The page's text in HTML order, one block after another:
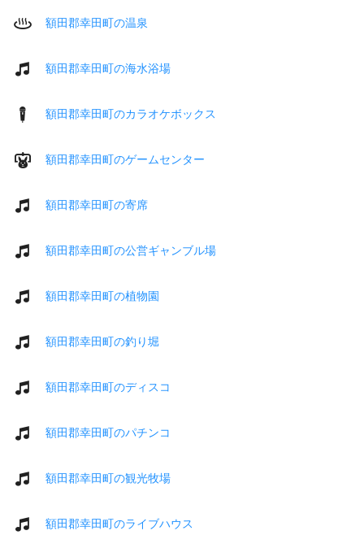
額田郡幸田町の温泉
額田郡幸田町の海水浴場
額田郡幸田町のカラオケボックス
額田郡幸田町のゲームセンター
額田郡幸田町の寄席
額田郡幸田町の公営ギャンブル場
額田郡幸田町の植物園
額田郡幸田町の釣り堀
額田郡幸田町のディスコ
額田郡幸田町のパチンコ
額田郡幸田町の観光牧場
額田郡幸田町のライブハウス